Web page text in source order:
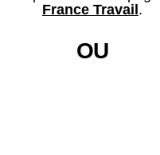
France Travail .
OU